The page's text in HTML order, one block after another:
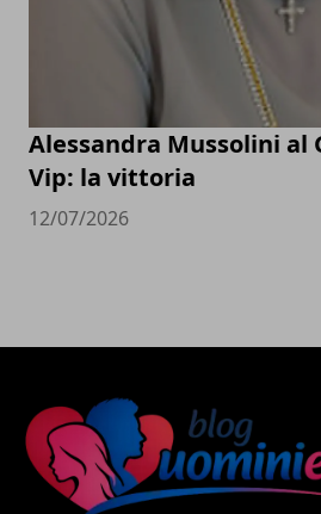
Alessandra Mussolini al
Vip: la vittoria
12/07/2026